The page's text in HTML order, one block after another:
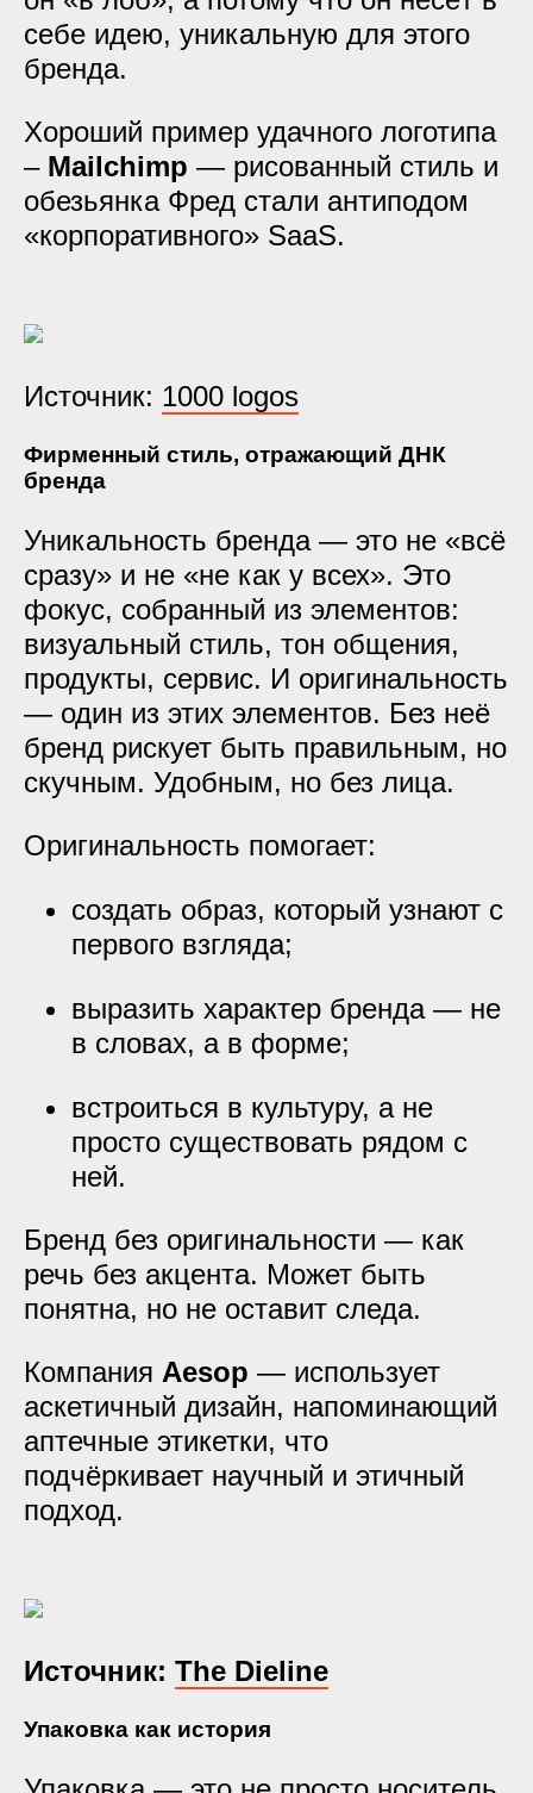
себе идею, уникальную для этого
бренда.
Хороший пример удачного логотипа
–Mailchimp — рисованный стиль и
обезьянка Фред стали антиподом
«корпоративного» SaaS.
Источник: 1000 logos
Фирменный стиль, отражающий ДНК
бренда
Уникальность бренда — это не «всё
сразу» и не «не как у всех». Это
фокус, собранный из элементов:
визуальный стиль, тон общения,
продукты, сервис. И оригинальность
— один из этих элементов. Без неё
бренд рискует быть правильным, но
скучным. Удобным, но без лица.
Оригинальность помогает:
создать образ, который узнают с
первого взгляда;
выразить характер бренда — не
в словах, а в форме;
встроиться в культуру, а не
просто существовать рядом с
ней.
Бренд без оригинальности — как
речь без акцента. Может быть
понятна, но не оставит следа.
Компания Aesop — использует
аскетичный дизайн, напоминающий
аптечные этикетки, что
подчёркивает научный и этичный
подход.
Источник: The Dieline
Упаковка как история